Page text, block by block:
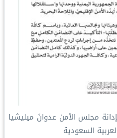
مجلس الأمن عدوانَ ميليشيا
السعودية